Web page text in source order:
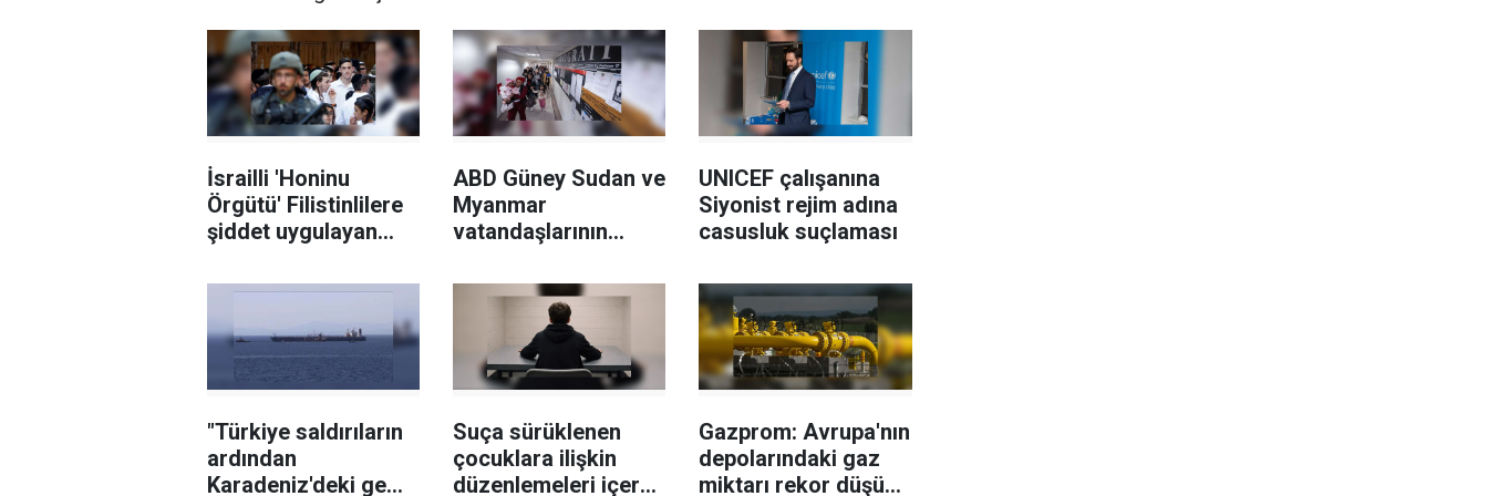
İsrailli 'Honinu
Örgütü' Filistinlilere
şiddet uygulayan
finanse ediyor ve
ABD Güney Sudan ve
Myanmar
vatandaşlarının
verebilir
UNICEF çalışanına
Siyonist rejim adına
casusluk suçlaması
"Türkiye saldırıların
ardından
Karadeniz'deki gemi
Suça sürüklenen
çocuklara ilişkin
düzenlemeleri içeren
Gazprom: Avrupa'nın
depolarındaki gaz
miktarı rekor düşük